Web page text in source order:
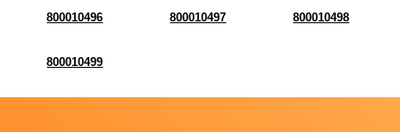
800010496 800010497 800010498
800010499